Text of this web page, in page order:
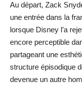
Au départ, Zack
une entrée dans la
lorsque Disney l’a
encore perceptible
partageant une
structure épisodique
devenue un autre